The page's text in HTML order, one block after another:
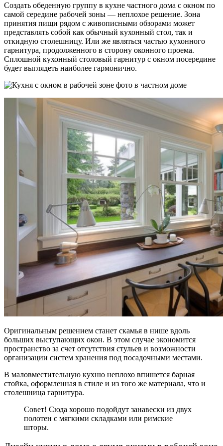
Создать обеденную группу в кухне частного дома с окном по
самой середине рабочей зоны — неплохое решение. Зона
принятия пищи рядом с живописными обзорами может
представлять собой как обычный кухонный стол, так и
откидную столешницу. Или же являться частью кухонного
гарнитура, продолженного в сторону оконного проема.
Сплошной кухонный столовый гарнитур с окном посередине
будет выглядеть наиболее гармонично.
Оригинальным решением станет скамья в нише вдоль
больших выступающих окон. В этом случае экономится
пространство за счет отсутствия стульев и возможности
организации систем хранения под посадочными местами.
В маловместительную кухню неплохо впишется барная
стойка, оформленная в стиле и из того же материала, что и
столешница гарнитура.
Совет! Сюда хорошо подойдут занавески из двух
полотен с мягкими складками или римские
шторы.